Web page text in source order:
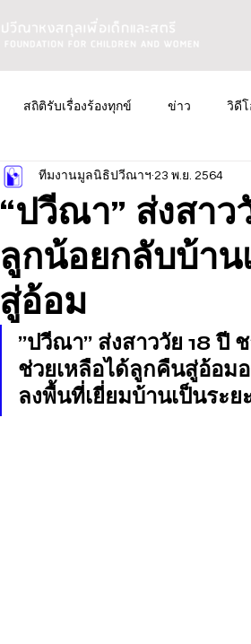
สถิติรับเรื่องร้องทุกข์ ข่าว วิดีโ
“ปวีณา” ส่งสาว
ลูกน้อยกลับบ้าน
สู่อ้อม
ทีมงานมูลนิธิปวีณาฯ 23 พ.ย. 2564
”ปวีณา” ส่งสาววัย 18 ปี
ช่วยเหลือได้ลูกคืนสู่อ้อม
ลงพื้นที่เยี่ยมบ้านเป็นระ